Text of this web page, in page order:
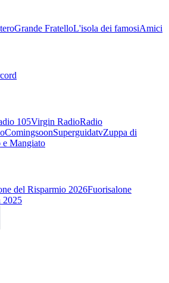
Grande FratelloL'isola dei famosiAmici
105Virgin RadioRadio
ComingsoonSuperguidatvZuppa di
e Mangiato
del Risparmio 2026Fuorisalone
2025